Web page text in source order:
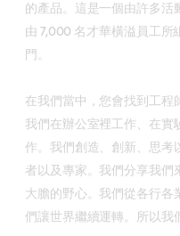
的產品。這是一個由許多活
由 7,000 名才華橫溢員工所
門。
在我們當中，您會找到工程
我們在辦公室裡工作、在實
作。我們創造、創新、思考
者以及專家。我們分享我們
大膽的野心。我們從各行各
們讓世界繼續運轉。所以我